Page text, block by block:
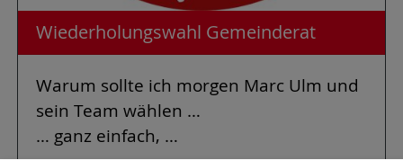
Wiederholungswahl Gemeinderat
Warum sollte ich morgen Marc Ulm und
sein Team wählen …
… ganz einfach, …